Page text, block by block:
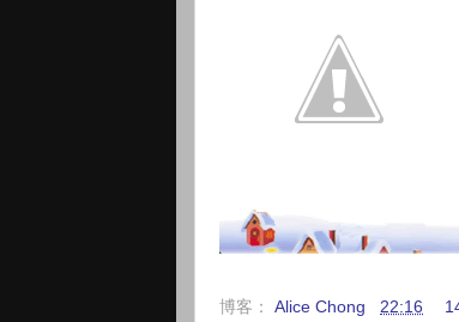
博客： Alice Chong 22:16